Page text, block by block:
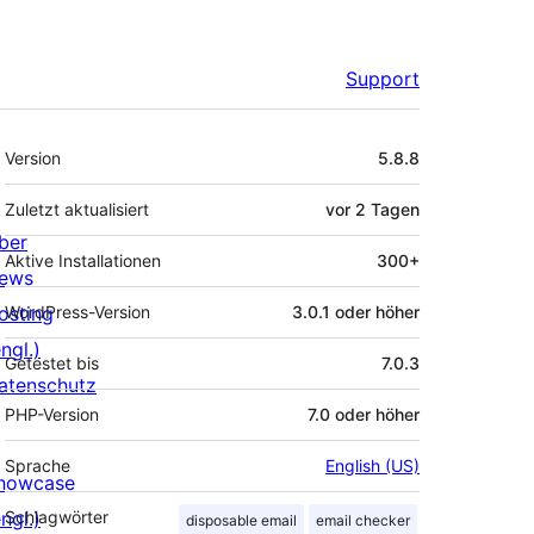
Support
Meta
Version 5.8.8
Zuletzt aktualisiert vor 2 Tagen
Aktive Installationen 300+
WordPress-Version 3.0.1 oder höher
Getestet bis 7.0.3
PHP-Version 7.0 oder höher
Sprache English (US)
Schlagwörter disposable email email checker